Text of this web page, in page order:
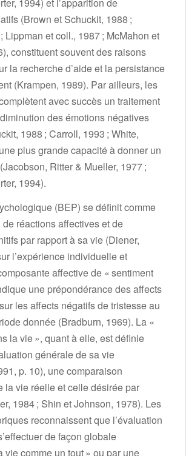
(Brown et Schuckit, 1988 ;
Lippman et coll., 1987 ; McMahon et
constituent souvent des raisons
la recherche d’aide et la persistance
(Krampen, 1989). Par ailleurs, les
avec succès un traitement
des émotions négatives
1988 ; Carroll, 1993 ; White,
plus grande capacité à donner un
Ritter & Mueller, 1977 ;
1994).
(BEP) se définit comme
réactions affectives et de
par rapport à sa vie (Diener,
l’expérience individuelle et
affective de « sentiment
une prépondérance des affects
les affects négatifs de tristesse au
donnée (Bradburn, 1969). La «
la vie », quant à elle, est définie
générale de sa vie
p. 10), une comparaison
la vie réelle et celle désirée par
1984 ; Shin et Johnson, 1978). Les
reconnaissent que l’évaluation
de façon globale
vie comme un tout » ou par une